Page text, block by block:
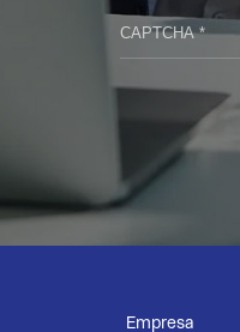
Empresa